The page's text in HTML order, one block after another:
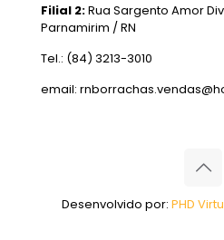
Filial 2:Rua Sargento Amor
Parnamirim / RN
Tel.: (84) 3213-3010
email:
Desenvolvido por: PHD